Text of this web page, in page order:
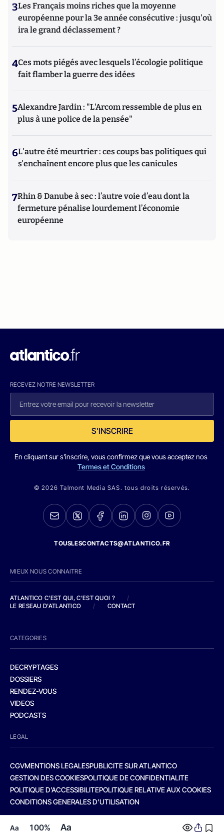
Aa 100% Aa
3Les Français moins riches que la moyenne
européenne pour la 3e année consécutive : jusqu'où
ira le grand déclassement ?
4Ces mots piégés avec lesquels l’écologie politique
fait flamber la guerre des idées
5Alexandre Jardin : "L'Arcom ressemble de plus en
plus à une police de la pensée"
6L'autre été meurtrier : ces coups bas politiques qui
s'enchaînent encore plus que les canicules
7Rhin & Danube à sec : l’autre voie d’eau dont la
fermeture pénalise lourdement l’économie
européenne
RECEVEZ NOTRE NEWSLETTER
S'INSCRIRE
En cliquant sur s'inscrire, vous confirmez que vous acceptez nos
Termes et Conditions
© 2026 Talmont Media SAS. tous droits réservés.
TOUSLESCONTACTS@ATLANTICO.FR
MIEUX NOUS CONNAITRE
ATLANTICO C'EST QUI, C'EST QUOI ?
/
LE RESEAU D'ATLANTICO
/ CONTACT
CATEGORIES
DECRYPTAGES
DOSSIERS
RENDEZ-VOUS
VIDEOS
PODCASTS
LEGAL
CGVMENTIONS LEGALESPUBLICITE SUR ATLANTICO
GESTION DES COOKIESPOLITIQUE DE CONFIDENTIALITE
POLITIQUE D’ACCESSIBILITEPOLITIQUE RELATIVE AUX COOKIES
CONDITIONS GENERALES D’UTILISATION